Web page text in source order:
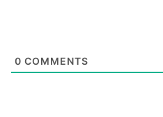
0 COMMENTS